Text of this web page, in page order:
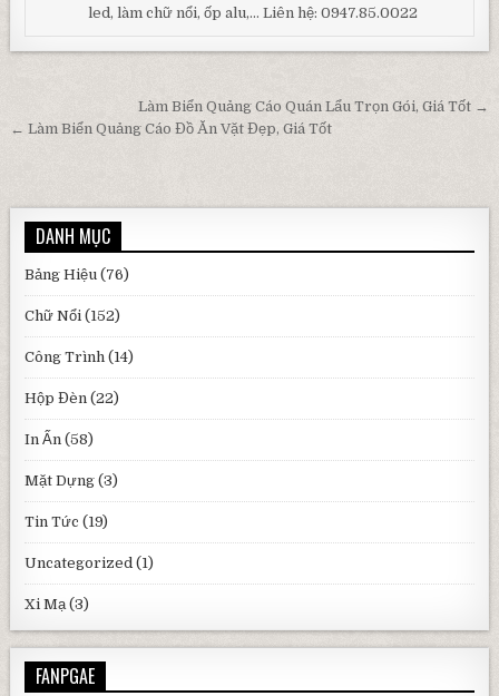
led, làm chữ nổi, ốp alu,... Liên hệ: 0947.85.0022
Điều hướng bài viết
Làm Biển Quảng Cáo Quán Lẩu Trọn Gói, Giá Tốt →
← Làm Biển Quảng Cáo Đồ Ăn Vặt Đẹp, Giá Tốt
DANH MỤC
Bảng Hiệu (76)
Chữ Nổi (152)
Công Trình (14)
Hộp Đèn (22)
In Ấn (58)
Mặt Dựng (3)
Tin Tức (19)
Uncategorized (1)
Xi Mạ (3)
FANPGAE